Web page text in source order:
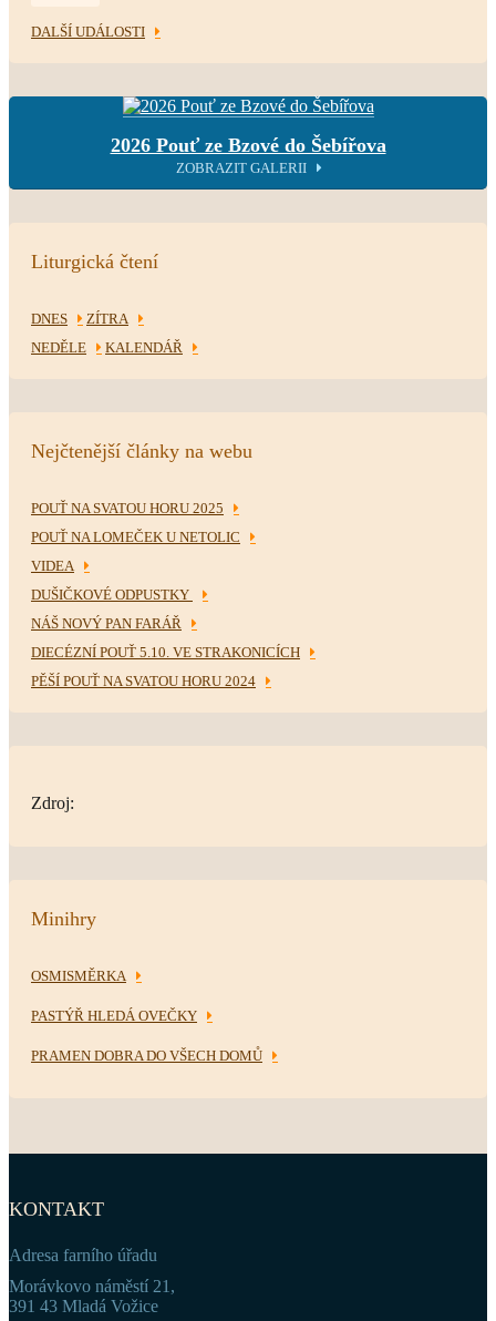
DALŠÍ UDÁLOSTI
2026 Pouť ze Bzové do Šebířova
ZOBRAZIT GALERII
Liturgická čtení
DNES
ZÍTRA
NEDĚLE
KALENDÁŘ
Nejčtenější články na webu
POUŤ NA SVATOU HORU 2025
POUŤ NA LOMEČEK U NETOLIC
VIDEA
DUŠIČKOVÉ ODPUSTKY
NÁŠ NOVÝ PAN FARÁŘ
DIECÉZNÍ POUŤ 5.10. VE STRAKONICÍCH
PĚŠÍ POUŤ NA SVATOU HORU 2024
Zdroj:
Minihry
OSMISMĚRKA
PASTÝŘ HLEDÁ OVEČKY
PRAMEN DOBRA DO VŠECH DOMŮ
KONTAKT
Adresa farního úřadu
Morávkovo náměstí 21,
391 43 Mladá Vožice